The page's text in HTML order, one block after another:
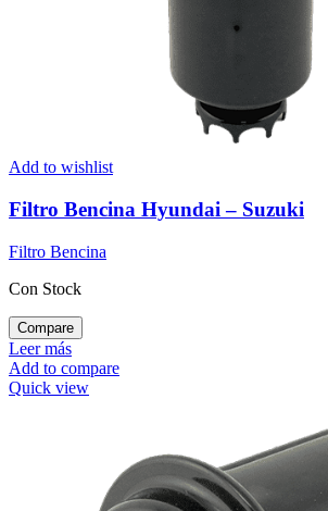
Add to wishlist
Filtro Bencina Hyundai – Suzuki
Filtro Bencina
Con Stock
Compare
Leer más
Add to compare
Quick view